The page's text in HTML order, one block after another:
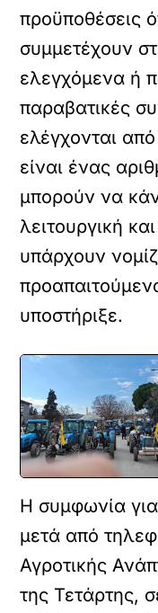
προϋποθέσεις
συμμετέχουν
ελεγχόμενα ή
παραβατικές
ελέγχονται
είναι ένας
μπορούν να
λειτουργική
υπάρχουν
υποστήριξε.
Η συμφωνία
μετά από
Αγροτικής
της Τετάρτης,